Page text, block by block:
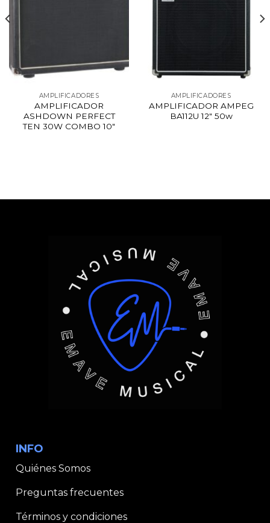
AMPLIFICADORES
AMPLIFICADOR
ASHDOWN PERFECT
TEN 30W COMBO 10″
AMPLIFICADORES
AMPLIFICADOR AMPEG
BA112U 12″ 50w
INFO
Quiénes Somos
Preguntas frecuentes
Términos y condiciones